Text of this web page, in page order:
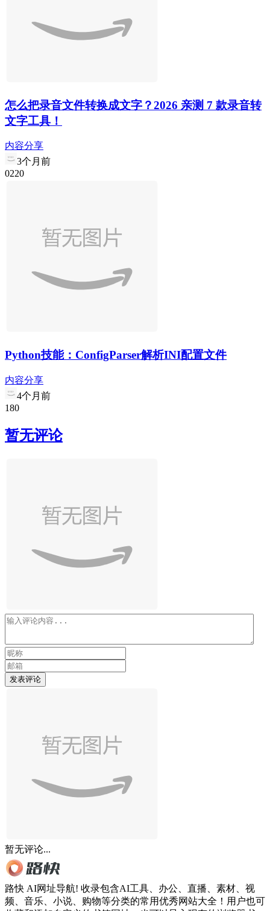
怎么把录音文件转换成文字？2026 亲测 7 款录音转
文字工具！
内容分享
3个月前
0220
Python技能：ConfigParser解析INI配置文件
内容分享
4个月前
180
暂无评论
发表评论
暂无评论...
路快 AI网址导航! 收录包含AI工具、办公、直播、素材、视
频、音乐、小说、购物等分类的常用优秀网站大全！用户也可